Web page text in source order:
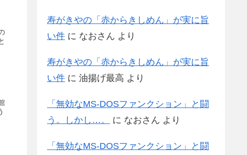
寿がきやの「赤からきしめん」が実に旨
い件 に なおさん より
寿がきやの「赤からきしめん」が実に旨
い件 に 油揚げ最高 より
「無効なMS-DOSファンクション」と闘
う。しかし…。
に なおさん より
「無効なMS-DOSファンクション」と闘